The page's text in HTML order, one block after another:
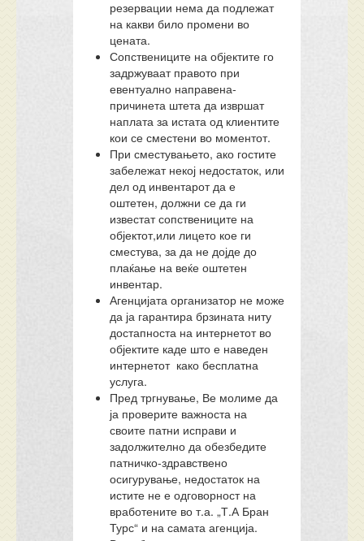
резервации нема да подлежат
на какви било промени во
цената.
Сопствениците на објектите го
задржуваат правото при
евентуално направена-
причинета штета да извршат
наплата за истата од клиентите
кои се сместени во моментот.
При сместувањето, ако гостите
забележат некој недостаток, или
дел од инвентарот да е
оштетен, должни се да ги
известат сопствениците на
објектот,или лицето кое ги
сместува, за да не дојде до
плаќање на веќе оштетен
инвентар.
Агенцијата организатор не може
да ја гарантира брзината ниту
достапноста на интернетот во
објектите каде што е наведен
интернетот како бесплатна
услуга.
Пред тргнување, Ве молиме да
ја проверите важноста на
своите патни исправи и
задолжително да обезбедите
патничко-здравствено
осигурување, недостаток на
истите не е одговорност на
вработените во т.а. „Т.А Бран
Турс“ и на самата агенција.